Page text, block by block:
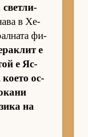
свет­ли­
в Хе­
фи­
е
е Яс­
ко­ето ос­
на